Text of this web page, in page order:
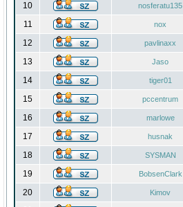
10 nosferatu135
11 nox
12 pavlinaxx
13 Jaso
14 tiger01
15 pccentrum
16 marlowe
17 husnak
18 SYSMAN
19 BobsenClark
20 Kimov